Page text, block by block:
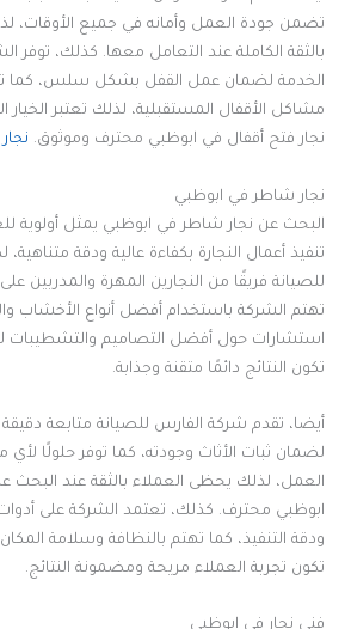
تضمن جودة العمل وأمانه في جميع الأوقات،
بالثقة الكاملة عند التعامل معها. كذلك، توفر
الخدمة لضمان عمل القفل بشكل سلس، كما
مشاكل الأقفال المستقبلية، لذلك تعتبر
نجار فتح أقفال في ابوظبي محترف وموثوق.
نجار شاطر في ابوظبي
البحث عن نجار شاطر في ابوظبي يمثل أولوية
تنفيذ أعمال النجارة بكفاءة عالية ودقة
للصيانة فريقًا من النجارين المهرة والمدربين
تهتم الشركة باستخدام أفضل أنواع الأخشاب
استشارات حول أفضل التصاميم والتشطيبات
تكون النتائج دائمًا متقنة وجذابة.
أيضا، تقدم شركة الفارس للصيانة متابعة
لضمان ثبات الأثاث وجودته، كما توفر حلولًا
العمل، لذلك يحظى العملاء بالثقة عند البحث
ابوظبي محترف. كذلك، تعتمد الشركة على
ودقة التنفيذ، كما تهتم بالنظافة وسلامة
تكون تجربة العملاء مريحة ومضمونة النتائج.